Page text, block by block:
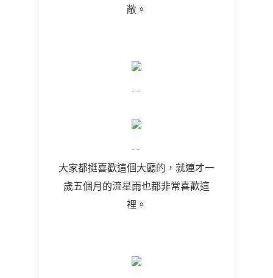
敞。
大家都挺喜歡這個大廳的，就連才一
歲五個月的流星雨也都非常喜歡這
裡。